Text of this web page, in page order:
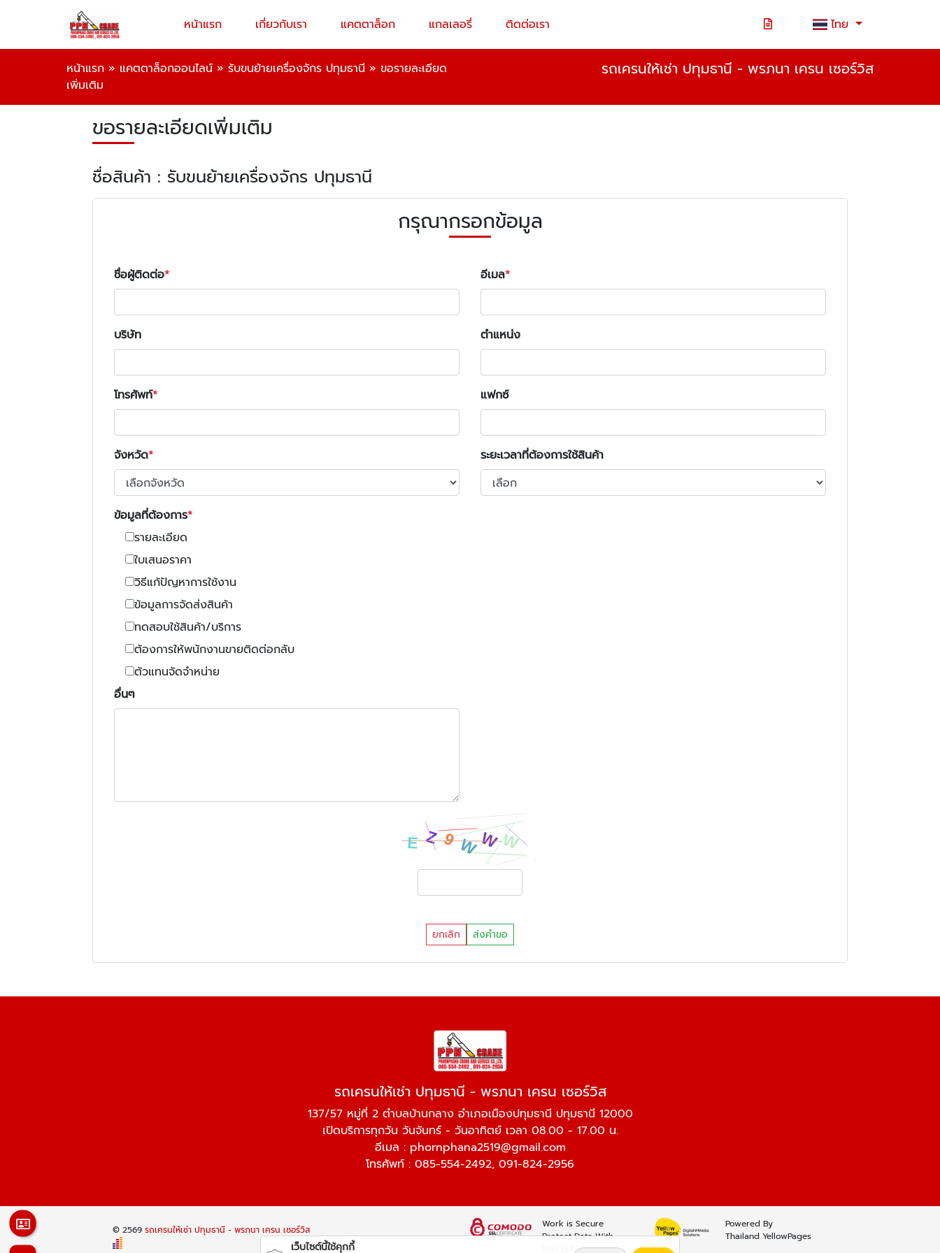
หน้าแรก เกี่ยวกับเรา แคตตาล็อก แกลเลอรี่ ติดต่อเรา ไทย
หน้าแรก » แคตตาล็อกออนไลน์ » รับขนย้ายเครื่องจักร ปทุมธานี » ขอรายละเอียด
เพิ่มเติม
รถเครนให้เช่า ปทุมธานี - พรภนา เครน เซอร์วิส
ขอรายละเอียดเพิ่มเติม
ชื่อสินค้า : รับขนย้ายเครื่องจักร ปทุมธานี
กรุณากรอกข้อมูล
ชื่อผู้ติดต่อ อีเมล
บริษัท ตำแหน่ง
โทรศัพท์ แฟกซ์
จังหวัด ระยะเวลาที่ต้องการใช้สินค้า
ข้อมูลที่ต้องการ
รายละเอียด
ใบเสนอราคา
วิธีแก้ปัญหาการใช้งาน
ข้อมูลการจัดส่งสินค้า
ทดสอบใช้สินค้า/บริการ
ต้องการให้พนักงานขายติดต่อกลับ
ตัวแทนจัดจำหน่าย
อื่นๆ
ยกเลิก ส่งคำขอ
รถเครนให้เช่า ปทุมธานี - พรภนา เครน เซอร์วิส
137/57 หมู่ที่ 2 ตำบลบ้านกลาง อำเภอเมืองปทุมธานี ปทุมธานี 12000
เปิดบริการทุกวัน วันจันทร์ - วันอาทิตย์ เวลา 08.00 - 17.00 น.
อีเมล : phornphana2519@gmail.com
โทรศัพท์ : 085-554-2492, 091-824-2956
© 2569รถเครนให้เช่า ปทุมธานี - พรภนา เครน เซอร์วิส
Work is Secure
Protect Data With
Powered By
Thailand YellowPages
เว็บไซต์นี้ใช้คุกกี้